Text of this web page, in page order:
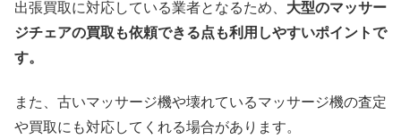
出張買取に対応している業者となるため、 大型のマッサー
ジチェアの買取も依頼できる点も利用しやすいポイントで
す。
また、古いマッサージ機や壊れているマッサージ機の査定
や買取にも対応してくれる場合があります。